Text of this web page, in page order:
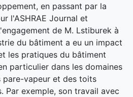
en passant par la
l'ASHRAE Journal et
de M. Lstiburek à
du bâtiment a eu un impact
les pratiques du bâtiment
particulier dans les domaines
pare-vapeur et des toits
Par exemple, son travail avec